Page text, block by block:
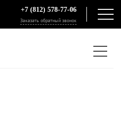
+7 (812) 578-77-06
Заказать обратный звонок